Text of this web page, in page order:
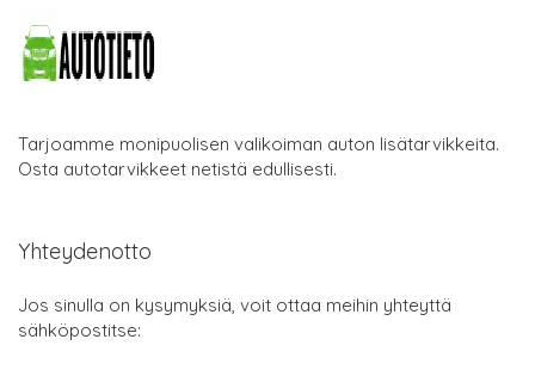
Tarjoamme monipuolisen valikoiman auton lisätarvikkeita.
Osta autotarvikkeet netistä edullisesti.
Yhteydenotto
Jos sinulla on kysymyksiä, voit ottaa meihin yhteyttä
sähköpostitse: